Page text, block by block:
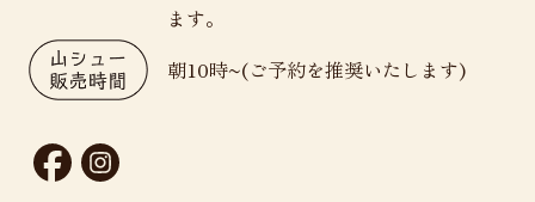
ます。
朝10時~(ご予約を推奨いたします)